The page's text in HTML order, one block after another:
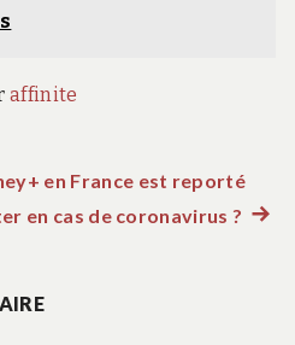
affinite
en France est reporté
en cas de coronavirus ?